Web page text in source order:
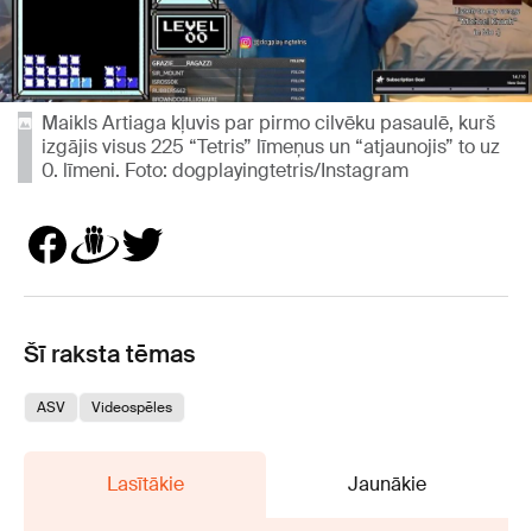
Maikls Artiaga kļuvis par pirmo cilvēku pasaulē, kurš
izgājis visus 225 “Tetris” līmeņus un “atjaunojis” to uz
0. līmeni. Foto: dogplayingtetris/Instagram
Šī raksta tēmas
ASV Videospēles
Lasītākie Jaunākie